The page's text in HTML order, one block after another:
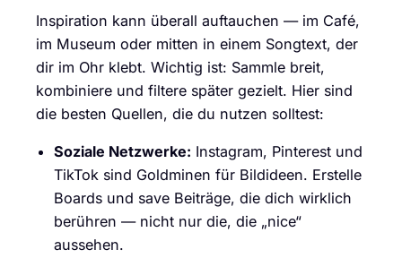
Inspiration kann überall auftauchen — im Café,
im Museum oder mitten in einem Songtext, der
dir im Ohr klebt. Wichtig ist: Sammle breit,
kombiniere und filtere später gezielt. Hier sind
die besten Quellen, die du nutzen solltest:
Soziale Netzwerke: Instagram, Pinterest und
TikTok sind Goldminen für Bildideen. Erstelle
Boards und save Beiträge, die dich wirklich
berühren — nicht nur die, die „nice“
aussehen.